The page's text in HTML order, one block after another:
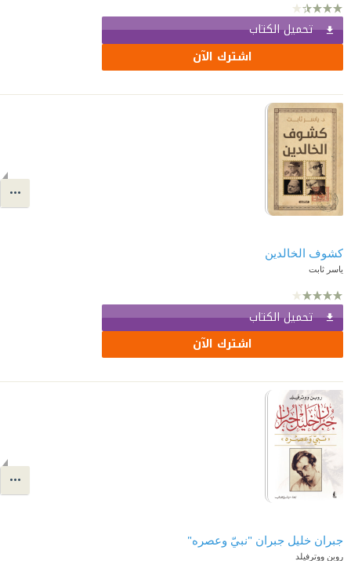
تحميل الكتاب
اشترك الآن
كشوف الخالدين
ياسر ثابت
تحميل الكتاب
اشترك الآن
جبران خليل جبران "نبيّ وعصره"
روبن ووترفيلد